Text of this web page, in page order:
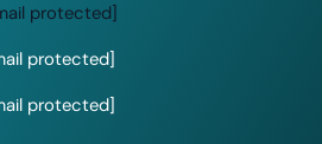
protected]
protected]
protected]